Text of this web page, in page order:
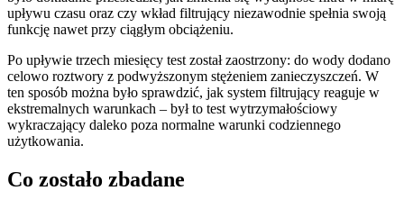
upływu czasu oraz czy wkład filtrujący niezawodnie spełnia swoją
funkcję nawet przy ciągłym obciążeniu.
Po upływie trzech miesięcy test został zaostrzony: do wody dodano
celowo roztwory z podwyższonym stężeniem zanieczyszczeń. W
ten sposób można było sprawdzić, jak system filtrujący reaguje w
ekstremalnych warunkach – był to test wytrzymałościowy
wykraczający daleko poza normalne warunki codziennego
użytkowania.
Co zostało zbadane